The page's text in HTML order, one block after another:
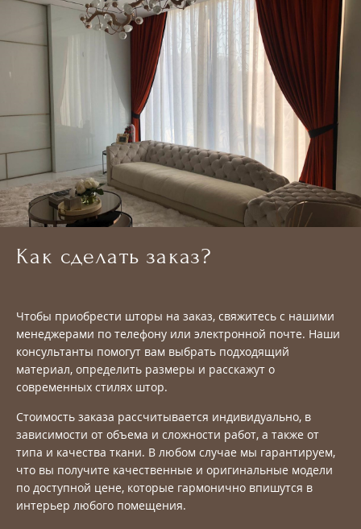
Как сделать заказ?
Чтобы приобрести шторы на заказ, свяжитесь с нашими
менеджерами по телефону или электронной почте. Наши
консультанты помогут вам выбрать подходящий
материал, определить размеры и расскажут о
современных стилях штор.
Стоимость заказа рассчитывается индивидуально, в
зависимости от объема и сложности работ, а также от
типа и качества ткани. В любом случае мы гарантируем,
что вы получите качественные и оригинальные модели
по доступной цене, которые гармонично впишутся в
интерьер любого помещения.